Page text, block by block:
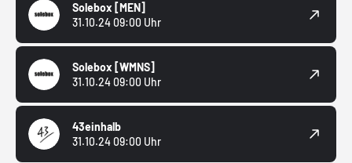
Solebox [MEN]
31.10.24 09:00 Uhr
Solebox [WMNS]
31.10.24 09:00 Uhr
43einhalb
31.10.24 09:00 Uhr